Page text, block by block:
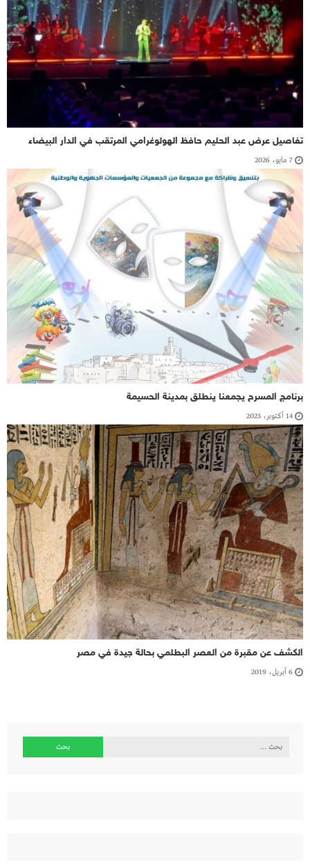
تفاصيل عرض عبد الحليم حافظ الهولوغرامي المرتقب في الدار البيضاء
7 مايو، 2026
برنامج المسرح يجمعنا ينطلق بمدينة الحسيمة
14 أكتوبر، 2023
الكشف عن مقبرة من العصر البطلمي بحالة جيدة في مصر
6 أبريل، 2019
البحث